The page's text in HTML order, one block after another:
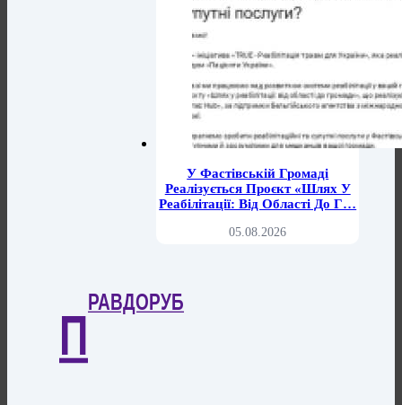
У Фастівській Громаді
Реалізується Проєкт «Шлях У
Реабілітації: Від Області До Г…
05.08.2026
П
РАВДОРУБ